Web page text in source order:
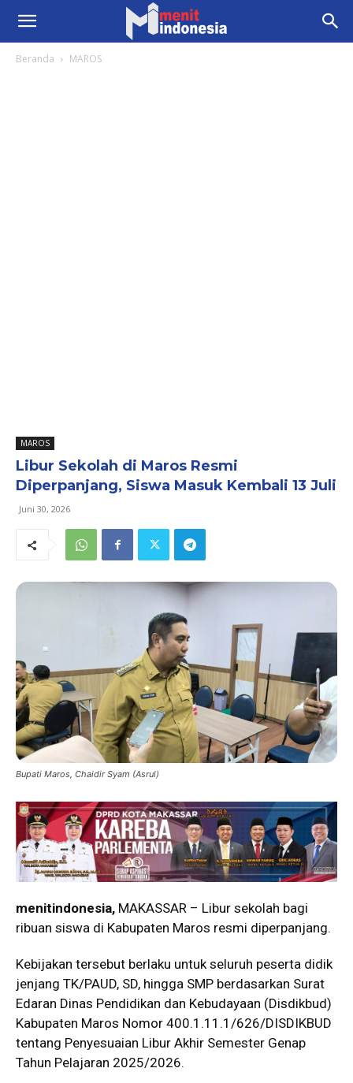
Beranda MAROS
MAROS
Libur Sekolah di Maros Resmi
Diperpanjang, Siswa Masuk Kembali 13 Juli
Juni 30, 2026
Bupati Maros, Chaidir Syam (Asrul)
menitindonesia, MAKASSAR – Libur sekolah bagi
ribuan siswa di Kabupaten Maros resmi diperpanjang.
Kebijakan tersebut berlaku untuk seluruh peserta didik
jenjang TK/PAUD, SD, hingga SMP berdasarkan Surat
Edaran Dinas Pendidikan dan Kebudayaan (Disdikbud)
Kabupaten Maros Nomor 400.1.11.1/626/DISDIKBUD
tentang Penyesuaian Libur Akhir Semester Genap
Tahun Pelajaran 2025/2026.